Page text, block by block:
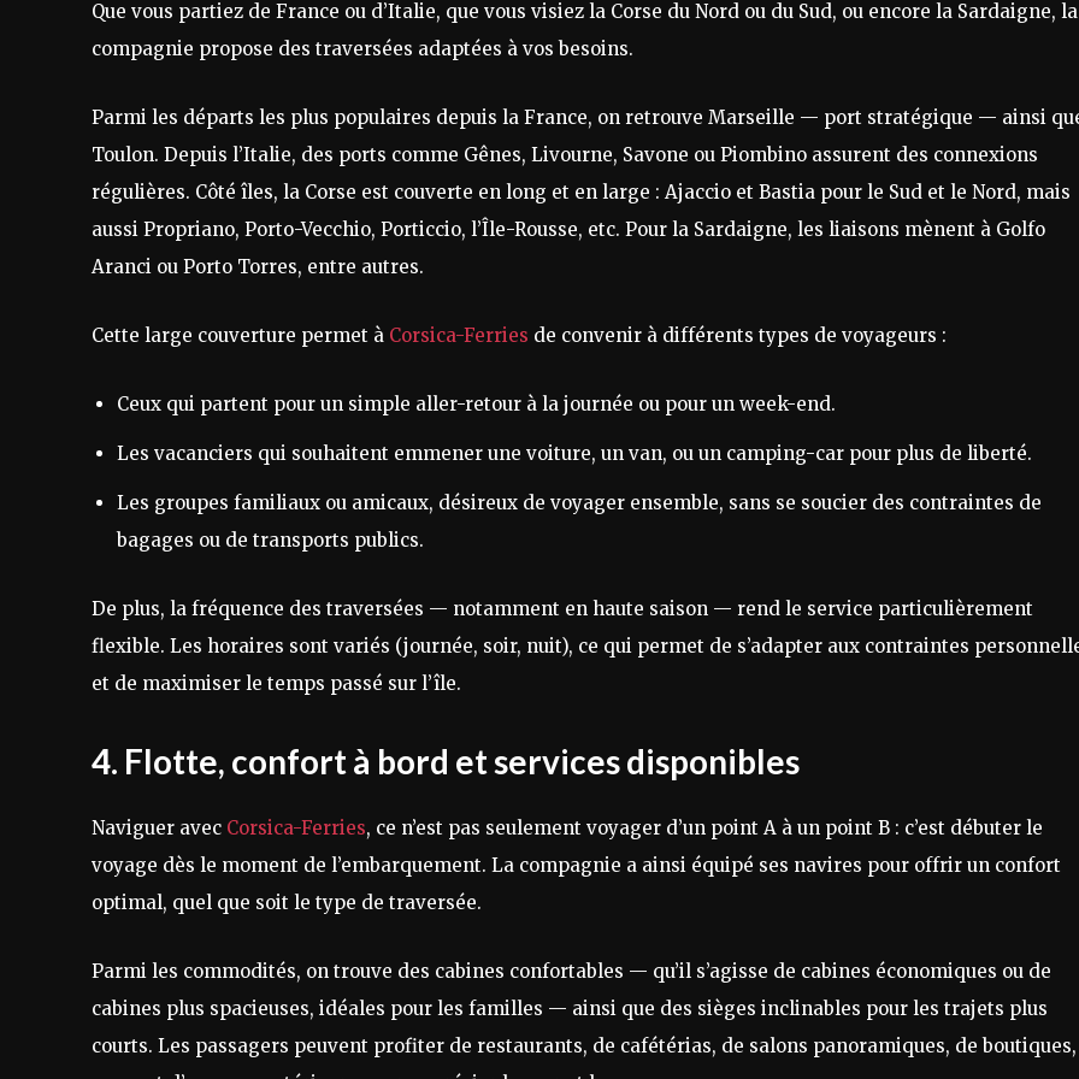
Que vous partiez de France ou d’Italie, que vous visiez la Corse du Nord ou du Sud, ou encore la Sardaigne, la
compagnie propose des traversées adaptées à vos besoins.
Parmi les départs les plus populaires depuis la France, on retrouve Marseille — port stratégique — ainsi
Toulon. Depuis l’Italie, des ports comme Gênes, Livourne, Savone ou Piombino assurent des connexions
régulières. Côté îles, la Corse est couverte en long et en large : Ajaccio et Bastia pour le Sud et le Nord, mais
aussi Propriano, Porto-Vecchio, Porticcio, l’Île-Rousse, etc. Pour la Sardaigne, les liaisons mènent à Golfo
Aranci ou Porto Torres, entre autres.
Cette large couverture permet à Corsica-Ferries de convenir à différents types de voyageurs :
Ceux qui partent pour un simple aller-retour à la journée ou pour un week-end.
Les vacanciers qui souhaitent emmener une voiture, un van, ou un camping-car pour plus de liberté.
Les groupes familiaux ou amicaux, désireux de voyager ensemble, sans se soucier des contraintes de
bagages ou de transports publics.
De plus, la fréquence des traversées — notamment en haute saison — rend le service particulièrement
flexible. Les horaires sont variés (journée, soir, nuit), ce qui permet de s’adapter aux contraintes
et de maximiser le temps passé sur l’île.
4. Flotte, confort à bord et services disponibles
Naviguer avec Corsica-Ferries, ce n’est pas seulement voyager d’un point A à un point B : c’est débuter le
voyage dès le moment de l’embarquement. La compagnie a ainsi équipé ses navires pour offrir un confort
optimal, quel que soit le type de traversée.
Parmi les commodités, on trouve des cabines confortables — qu’il s’agisse de cabines économiques ou de
cabines plus spacieuses, idéales pour les familles — ainsi que des sièges inclinables pour les trajets plus
courts. Les passagers peuvent profiter de restaurants, de cafétérias, de salons panoramiques, de